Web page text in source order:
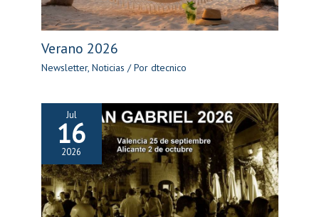
Verano 2026
Newsletter, Noticias / Por dtecnico
Jul
16
2026